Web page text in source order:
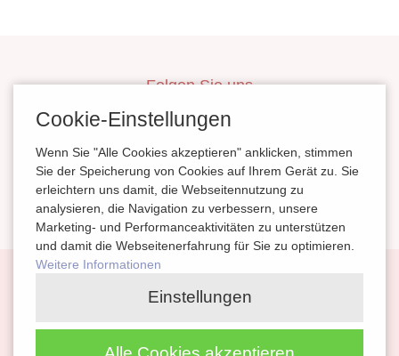
Folgen Sie uns
inBerlinHeiraten
HeiratenSachsenAnhalt
magazinheiraten
Kontakt
Cookie-Einstellungen
Wenn Sie "Alle Cookies akzeptieren" anklicken, stimmen
Sie der Speicherung von Cookies auf Ihrem Gerät zu. Sie
erleichtern uns damit, die Webseitennutzung zu
analysieren, die Navigation zu verbessern, unsere
Marketing- und Performanceaktivitäten zu unterstützen
und damit die Webseitenerfahrung für Sie zu optimieren.
Weitere Informationen
Einstellungen